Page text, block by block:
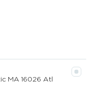
MA 16026 Atl